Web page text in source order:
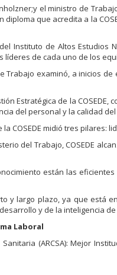
el ministro de
que acredita a la
Instituto de Altos Estudios
líderes de cada uno de los
Trabajo examinó, a inicios
Estratégica de la
del personal y la calidad
COSEDE midió tres pilares:
del Trabajo, COSEDE
están las
y largo plazo, ya que está
y de la inteligencia
Laboral
(ARCSA): Mejor